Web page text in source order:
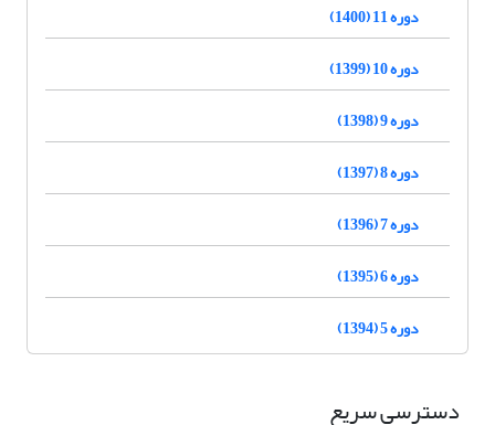
دوره 11 (1400)
دوره 10 (1399)
دوره 9 (1398)
دوره 8 (1397)
دوره 7 (1396)
دوره 6 (1395)
دوره 5 (1394)
دسترسی سریع